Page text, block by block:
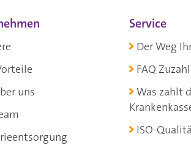
uns
Service
Der Weg
FAQ
Was zahlt
ISO-